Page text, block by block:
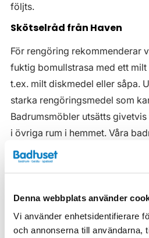
Denna webbplats använder
Vi använder enhetsidentifierare
och annonserna till användarna,
följts.
Skötselråd från Haven
För rengöring rekommenderar
fuktig bomullstrasa med ett
t.ex. milt diskmedel eller såpa.
starka rengöringsmedel som
Badrumsmöbler utsätts
i övriga rum i hemmet. Våra
anpassade för badrummet och
material. Men även om våra
luftfuktighet.
Tänk på att se till att